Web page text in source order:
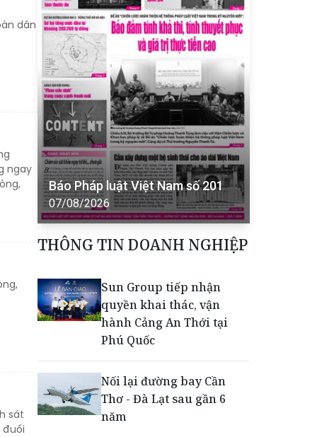
dân
ngay
sát
đuối
Báo Pháp luật Việt Nam số 201
07/08/2026
THÔNG TIN DOANH NGHIỆP
Sun Group tiếp nhận
quyền khai thác, vận
hành Cảng An Thới tại
Phú Quốc
Nối lại đường bay Cần
Thơ - Đà Lạt sau gần 6
năm